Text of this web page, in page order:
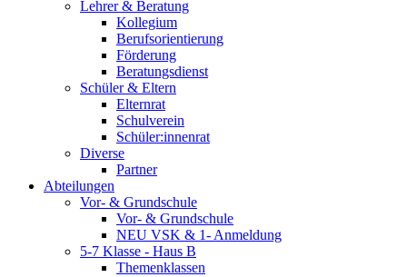
Lehrer & Beratung
Kollegium
Berufsorientierung
Förderung
Beratungsdienst
Schüler & Eltern
Elternrat
Schulverein
Schüler:innenrat
Diverse
Partner
Abteilungen
Vor- & Grundschule
Vor- & Grundschule
NEU VSK & 1- Anmeldung
5-7 Klasse - Haus B
Themenklassen